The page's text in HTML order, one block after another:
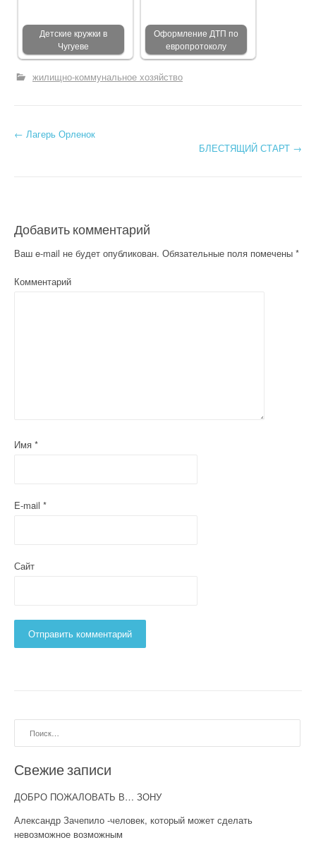
Детские кружки в
Чугуеве
Оформление ДТП по
европротоколу
жилищно-коммунальное хозяйство
Post navigation
← Лагерь Орленок
БЛЕСТЯЩИЙ СТАРТ →
Добавить комментарий
Ваш e-mail не будет опубликован. Обязательные поля помечены *
Комментарий
Имя *
E-mail *
Сайт
Свежие записи
ДОБРО ПОЖАЛОВАТЬ В… ЗОНУ
Александр Зачепило -человек, который может сделать
невозможное возможным